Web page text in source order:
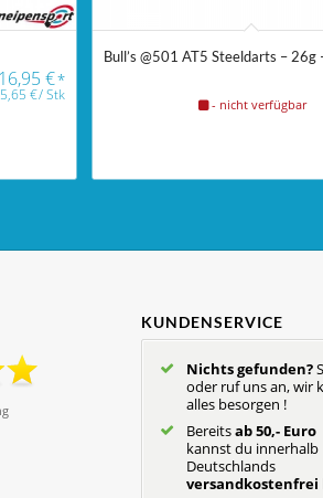
16,95€*
5,65€/Stk
Bull’s @501 AT5 Steeldarts – 26g
- nicht verfügbar
KUNDENSERVICE
Nichts gefunden?
oder ruf uns an, wir
alles besorgen !
Bereitsab 50,- Euro
kannst du innerhalb
Deutschlands
versandkostenfrei